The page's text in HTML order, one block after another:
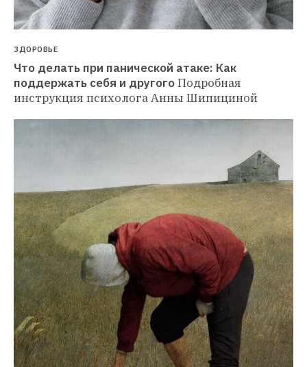
ЗДОРОВЬЕ
Что делать при панической атаке: Как
поддержать себя и другогоПодробная
инструкция психолога Анны Шипициной